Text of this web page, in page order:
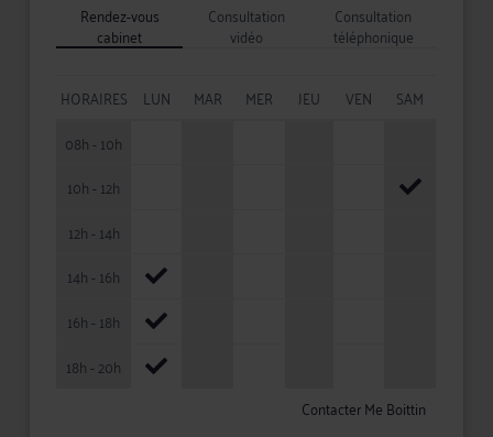
Rendez-vous
cabinet
Consultation
vidéo
Consultation
téléphonique
HORAIRES LUN MAR MER JEU VEN
SAM
08h - 10h
10h - 12h
12h - 14h
14h - 16h
16h - 18h
18h - 20h
Contacter Me Boittin